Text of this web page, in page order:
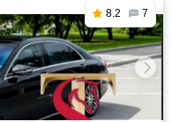
8.2 7